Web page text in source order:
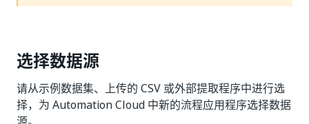
选择数据源
请从示例数据集、上传的 CSV 或外部提取程序中进行选
择，为 Automation Cloud 中新的流程应用程序选择数据